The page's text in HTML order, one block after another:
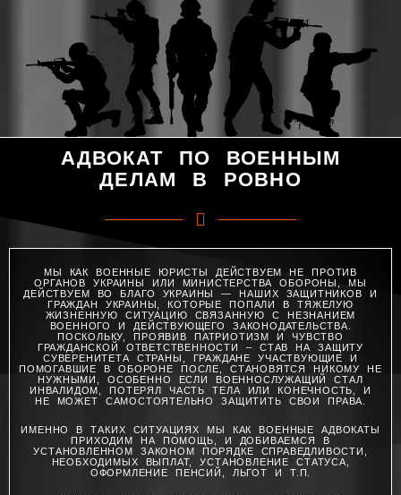
АДВОКАТ ПО ВОЕННЫМ
ДЕЛАМ В РОВНО
МЫ КАК ВОЕННЫЕ ЮРИСТЫ ДЕЙСТВУЕМ НЕ ПРОТИВ
ОРГАНОВ УКРАИНЫ ИЛИ МИНИСТЕРСТВА ОБОРОНЫ, МЫ
ДЕЙСТВУЕМ ВО БЛАГО УКРАИНЫ — НАШИХ ЗАЩИТНИКОВ И
ГРАЖДАН УКРАИНЫ, КОТОРЫЕ ПОПАЛИ В ТЯЖЕЛУЮ
ЖИЗНЕННУЮ СИТУАЦИЮ СВЯЗАННУЮ С НЕЗНАНИЕМ
ВОЕННОГО И ДЕЙСТВУЮЩЕГО ЗАКОНОДАТЕЛЬСТВА.
ПОСКОЛЬКУ, ПРОЯВИВ ПАТРИОТИЗМ И ЧУВСТВО
ГРАЖДАНСКОЙ ОТВЕТСТВЕННОСТИ – СТАВ НА ЗАЩИТУ
СУВЕРЕНИТЕТА СТРАНЫ, ГРАЖДАНЕ УЧАСТВУЮЩИЕ И
ПОМОГАВШИЕ В ОБОРОНЕ ПОСЛЕ, СТАНОВЯТСЯ НИКОМУ НЕ
НУЖНЫМИ, ОСОБЕННО ЕСЛИ ВОЕННОСЛУЖАЩИЙ СТАЛ
ИНВАЛИДОМ, ПОТЕРЯЛ ЧАСТЬ ТЕЛА ИЛИ КОНЕЧНОСТЬ, И
НЕ МОЖЕТ САМОСТОЯТЕЛЬНО ЗАЩИТИТЬ СВОИ ПРАВА.
ИМЕННО В ТАКИХ СИТУАЦИЯХ МЫ КАК ВОЕННЫЕ АДВОКАТЫ
ПРИХОДИМ НА ПОМОЩЬ, И ДОБИВАЕМСЯ В
УСТАНОВЛЕННОМ ЗАКОНОМ ПОРЯДКЕ СПРАВЕДЛИВОСТИ,
НЕОБХОДИМЫХ ВЫПЛАТ, УСТАНОВЛЕНИЕ СТАТУСА,
ОФОРМЛЕНИЕ ПЕНСИЙ, ЛЬГОТ И Т.П.